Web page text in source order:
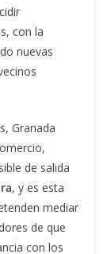
con la
nuevas
Granada
de salida
, y es esta
mediar
de que
con los